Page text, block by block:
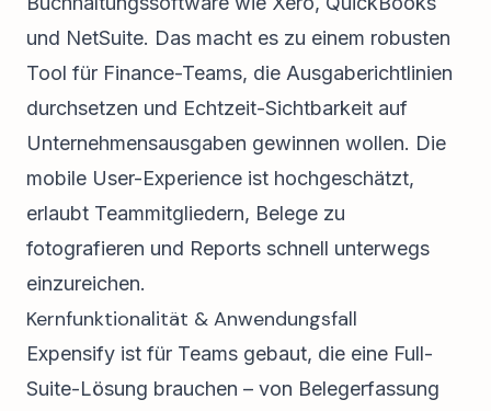
und NetSuite. Das macht es zu einem robusten
Tool für Finance-Teams, die Ausgaberichtlinien
durchsetzen und Echtzeit-Sichtbarkeit auf
Unternehmensausgaben gewinnen wollen. Die
mobile User-Experience ist hochgeschätzt,
erlaubt Teammitgliedern, Belege zu
fotografieren und Reports schnell unterwegs
einzureichen.
Kernfunktionalität & Anwendungsfall
Expensify ist für Teams gebaut, die eine Full-
Suite-Lösung brauchen – von Belegerfassung